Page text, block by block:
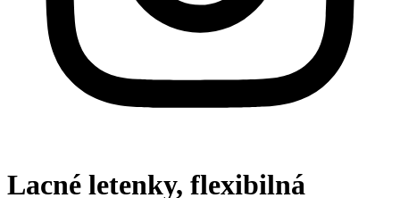
Lacné letenky, flexibilná